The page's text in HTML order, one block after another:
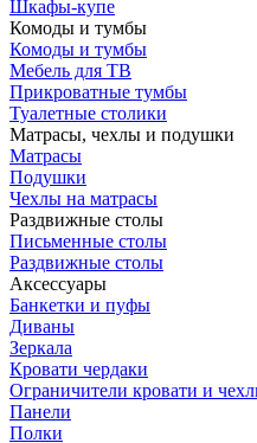
Шкафы-купе
Комоды и тумбы
Комоды и тумбы
Мебель для ТВ
Прикроватные тумбы
Туалетные столики
Матрасы, чехлы и подушки
Матрасы
Подушки
Чехлы на матрасы
Раздвижные столы
Письменные столы
Раздвижные столы
Аксессуары
Банкетки и пуфы
Диваны
Зеркала
Кровати чердаки
Ограничители кровати и
Панели
Полки